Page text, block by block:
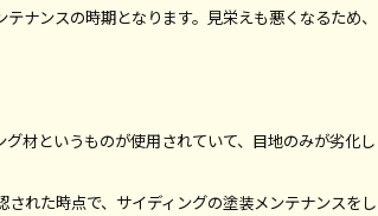
ナンスの時期となります。見栄えも悪くなるため、
材というものが使用されていて、目地のみが劣化し
れた時点で、サイディングの塗装メンテナンスをし